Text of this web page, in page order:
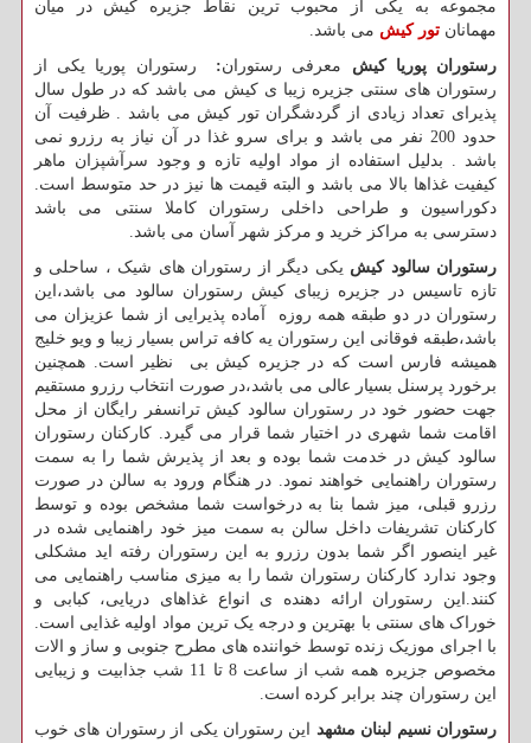
مجموعه به یکی از محبوب ترین نقاط جزیره کیش در میان
مهمانان تور کیش می باشد.
رستوران پوریا کیش معرفی رستوران:
رستوران پوریا یکی از
رستوران های سنتی جزیره زیبا ی کیش می باشد که در طول سال
پذیرای تعداد زیادی از گردشگران تور کیش می باشد . ظرفیت آن
حدود 200 نفر می باشد و برای سرو غذا در آن نیاز به رزرو نمی
باشد . بدلیل استفاده از مواد اولیه تازه و وجود سرآشپزان ماهر
کیفیت غذاها بالا می باشد و البته قیمت ها نیز در حد متوسط است.
دکوراسیون و طراحی داخلی رستوران کاملا سنتی می باشد
دسترسی به مراکز خرید و مرکز شهر آسان می باشد.
رستوران سالود کیش یکی دیگر از رستوران های شیک ، ساحلی و
تازه تاسیس در جزیره زیبای کیش رستوران سالود می باشد،این
رستوران در دو طبقه همه روزه آماده پذیرایی از شما عزیزان می
باشد،طبقه فوقانی این رستوران یه کافه تراس بسیار زیبا و ویو خلیج
همیشه فارس است که در جزیره کیش بی نظیر است. همچنین
برخورد پرسنل بسیار عالی می باشد،در صورت انتخاب رزرو مستقیم
جهت حضور خود در رستوران سالود کیش ترانسفر رایگان از محل
اقامت شما شهری در اختیار شما قرار می گیرد. کارکنان رستوران
سالود کیش در خدمت شما بوده و بعد از پذیرش شما را به سمت
رستوران راهنمایی خواهند نمود. در هنگام ورود به سالن در صورت
رزرو قبلی، میز شما بنا به درخواست شما مشخص بوده و توسط
کارکنان تشریفات داخل سالن به سمت میز خود راهنمایی شده در
غیر اینصور اگر شما بدون رزرو به این رستوران رفته اید مشکلی
وجود ندارد کارکنان رستوران شما را به میزی مناسب راهنمایی می
کنند.این رستوران ارائه دهنده ی انواع غذاهای دریایی، کبابی و
خوراک های سنتی با بهترین و درجه یک ترین مواد اولیه غذایی است.
با اجرای موزیک زنده توسط خواننده های مطرح جنوبی و ساز و الات
مخصوص جزیره همه شب از ساعت 8 تا 11 شب جذابیت و زیبایی
این رستوران چند برابر کرده است.
رستوران نسیم لبنان مشهد این رستوران یکی از رستوران های خوب